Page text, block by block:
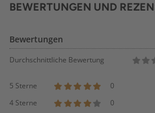
BEWERTUNGEN UND
Bewertungen
Durchschnittliche Bewertung
5 Sterne
0
4 Sterne
0